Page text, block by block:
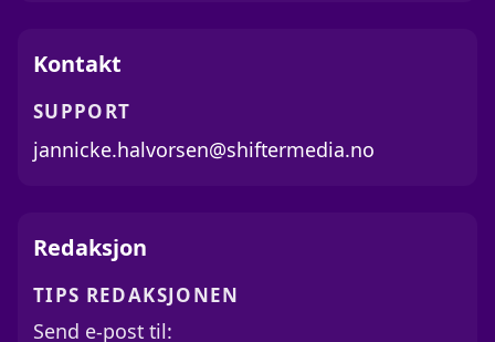
Kontakt
SUPPORT
jannicke.halvorsen@shiftermedia.no
Redaksjon
TIPS REDAKSJONEN
Send e-post til: